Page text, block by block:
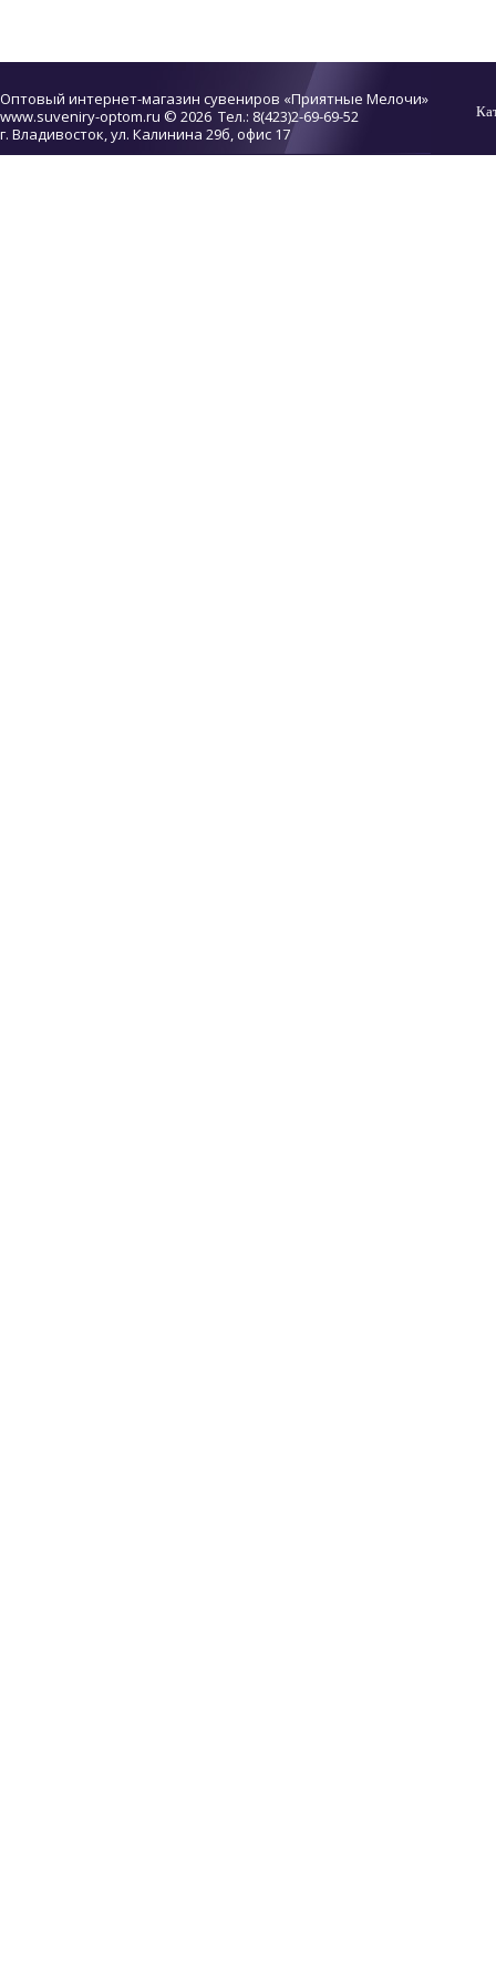
Оптовый интернет-магазин сувениров «Приятные Мелочи»
www.suveniry-optom.ru © 2026 Тел.: 8(423)2-69-69-52
г. Владивосток, ул. Калинина 29б, офис 17